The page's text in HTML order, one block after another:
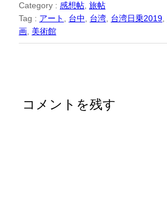
Category : 感想帖, 旅帖
Tag : アート , 台中, 台湾, 台湾日乗2019,
画, 美術館
コメントを残す